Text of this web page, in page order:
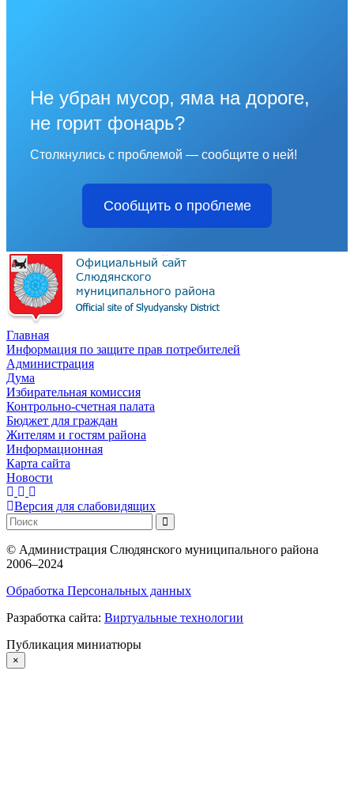
Не убран мусор, яма на дороге,
не горит фонарь?
Столкнулись с проблемой — сообщите о ней!
Сообщить о проблеме
Главная
Информация по защите прав потребителей
Администрация
Дума
Избирательная комиссия
Контрольно-счетная палата
Бюджет для граждан
Жителям и гостям района
Информационная
Карта сайта
Новости
Версия для слабовидящих
© Администрация Слюдянского муниципального района
2006–2024
Обработка Персональных данных
Разработка сайта: Виртуальные технологии
Публикация миниатюры
×